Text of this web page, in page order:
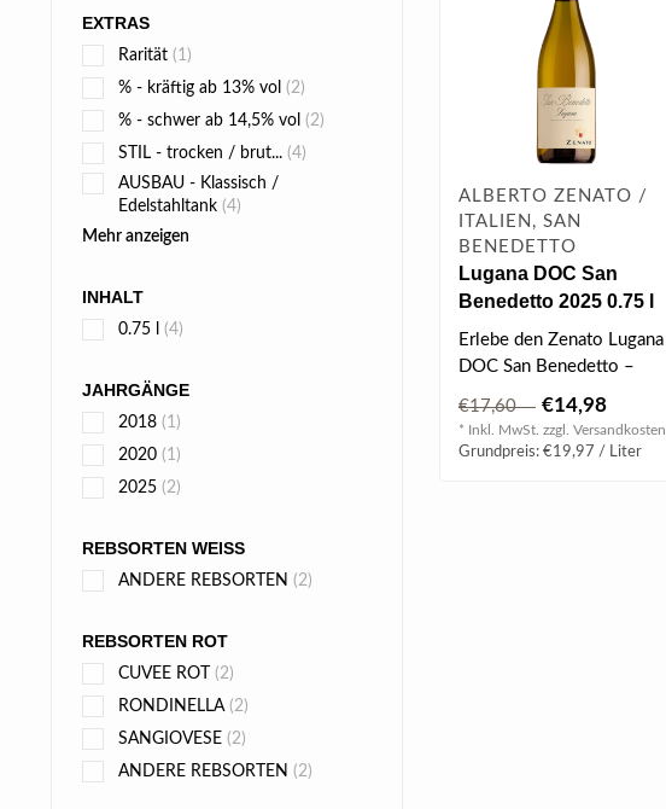
EXTRAS
Rarität (1)
% - kräftig ab 13% vol (2)
% - schwer ab 14,5% vol (2)
STIL - trocken / brut... (4)
AUSBAU - Klassisch /
Edelstahltank (4)
Mehr anzeigen
INHALT
0.75 l (4)
JAHRGÄNGE
2018 (1)
2020 (1)
2025 (2)
REBSORTEN WEISS
ANDERE REBSORTEN (2)
REBSORTEN ROT
CUVEE ROT (2)
RONDINELLA (2)
SANGIOVESE (2)
ANDERE REBSORTEN (2)
ALBERTO ZENATO /
ITALIEN, SAN
BENEDETTO
Lugana DOC San
Benedetto 2025 0.75 l
Erlebe den Zenato Lugana
DOC San Benedetto –
Weißwein mit ..
€17,60 €14,98
* Inkl. MwSt. zzgl. Versandkosten
Grundpreis: €19,97 / Liter